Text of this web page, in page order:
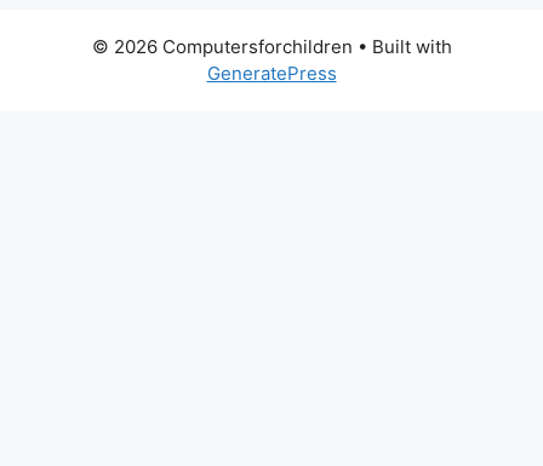
© 2026 Computersforchildren • Built with
GeneratePress